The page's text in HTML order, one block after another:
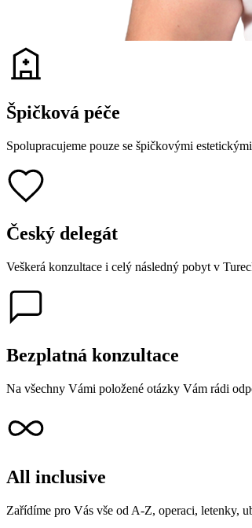
Špičková péče
Spolupracujeme pouze se špičkovými
Český delegát
Veškerá konzultace i celý následný pobyt v
Bezplatná konzultace
Na všechny Vámi položené otázky Vám rádi
All inclusive
Zařídíme pro Vás vše od A-Z, operaci, letenky,